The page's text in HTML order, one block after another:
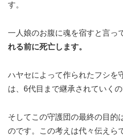
す。
一人娘のお腹に魂を宿すと言っ
れる前に死亡します。
ハヤセによって作られたフシを
は、6代目まで継承されていくの
そしてこの守護団の最終の目的
のです。この考えは代々伝えら